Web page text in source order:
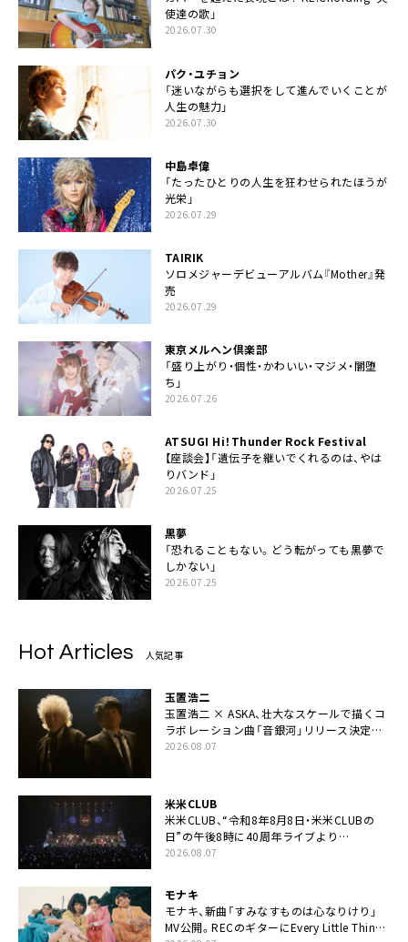
使達の歌」
2026.07.30
パク・ユチョン
「迷いながらも選択をして進んでいくことが
人生の魅力」
2026.07.30
中島卓偉
「たったひとりの人生を狂わせられたほうが
光栄」
2026.07.29
TAIRIK
ソロメジャーデビューアルバム『Mother』発
売
2026.07.29
東京メルヘン倶楽部
「盛り上がり・個性・かわいい・マジメ・闇堕
ち」
2026.07.26
ATSUGI Hi！Thunder Rock Festival
【座談会】「遺伝子を継いでくれるのは、やは
りバンド」
2026.07.25
黒夢
「恐れることもない。どう転がっても黒夢で
しかない」
2026.07.25
Hot Articles 人気記事
玉置浩二
玉置浩二 × ASKA、壮大なスケールで描くコ
ラボレーション曲「音銀河」リリース決定。
カップリングには新曲「命の宿り」収録も
2026.08.07
米米CLUB
米米CLUB、“令和8年8月8日・米米CLUBの
日”の午後8時に40周年ライブより
「FANtachy medley」を88年限定公開
2026.08.07
モナキ
モナキ、新曲「すみなすものは心なりけり」
MV公開。RECのギターにEvery Little Thing・